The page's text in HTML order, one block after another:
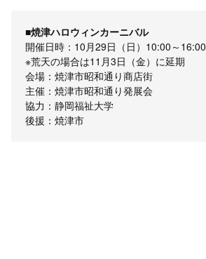
■焼津ハロウィンカーニバル
開催日時：10月29日（日）10:00～16:00
※荒天の場合は11月3日（金）に延期
会場：焼津市昭和通り商店街
主催：焼津市昭和通り発展会
協力：静岡福祉大学
後援：焼津市